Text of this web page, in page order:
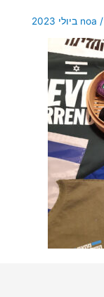
noa /